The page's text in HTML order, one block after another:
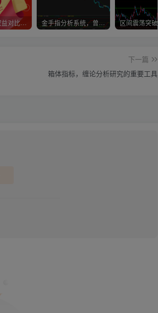
期魔方会员权益对比，总有一项适合您！ 金手指分析系统，曾经市场价39800
下一篇
箱体指标，缠论分析研究的重要工具